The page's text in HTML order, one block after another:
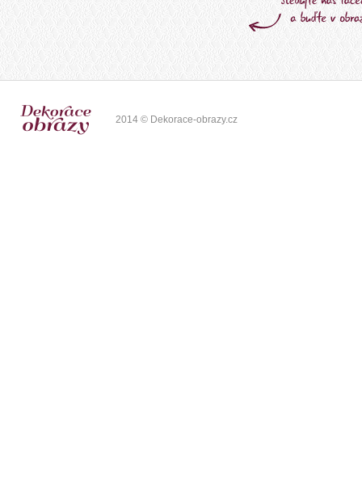
2014 © Dekorace-obrazy.cz